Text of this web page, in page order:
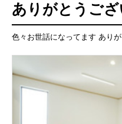
ありがとうござ
色々お世話になってます ありが